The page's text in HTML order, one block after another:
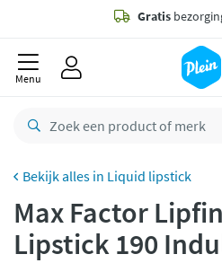
Gratis
besteld,
CO2 neutraal
Betaal met
Menu
Liquid lipstick
Max Factor
Lipstick 190